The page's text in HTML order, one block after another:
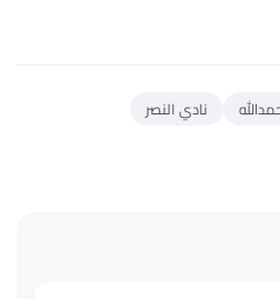
نادي النصر